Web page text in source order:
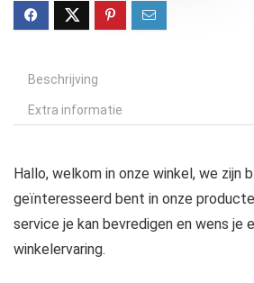
Beschrijving
Extra informatie
Hallo, welkom in onze winkel, we zijn
geïnteresseerd bent in onze
service je kan bevredigen en wens je
winkelervaring.